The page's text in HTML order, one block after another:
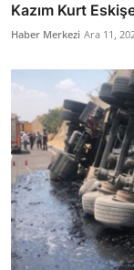
Kazım Kurt
Haber Merkezi Ara 11,